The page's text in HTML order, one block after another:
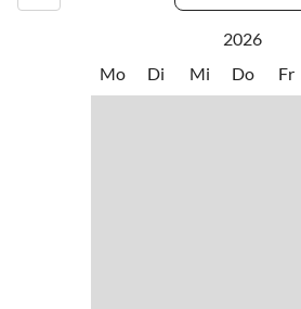
2026
Mo
Di Mi Do Fr